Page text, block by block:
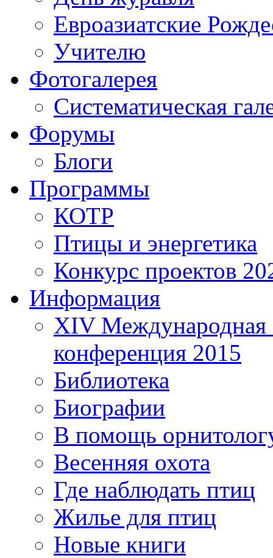
Евроазиатские
Учителю
Фотогалерея
Систематическая
Форумы
Блоги
Программы
КОТР
Птицы и энергетика
Конкурс проектов
Информация
XIV Международная
конференция 2015
Библиотека
Биографии
В помощь
Весенняя охота
Где наблюдать птиц
Жилье для птиц
Новые книги